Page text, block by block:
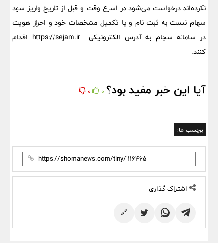
نکرده‌اند درخواست می‌شود در اسرع وقت و قبل از تاریخ واریز سود
سهام نسبت به ثبت نام و یا تکمیل مشخصات خود و احراز هویت
در سامانه سجام به آدرس الکترونیکی https://sejam.ir اقدام
کنند.
آیا این خبر مفید بود؟ 0
0
برچسب ها:
اشتراک گذاری
🔗